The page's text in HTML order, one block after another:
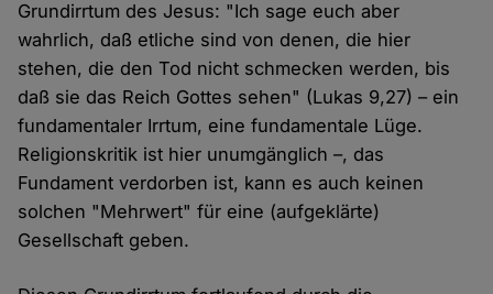
Grundirrtum des Jesus: "Ich sage euch aber
wahrlich, daß etliche sind von denen, die hier
stehen, die den Tod nicht schmecken werden, bis
daß sie das Reich Gottes sehen" (Lukas 9,27) – ein
fundamentaler Irrtum, eine fundamentale Lüge.
Religionskritik ist hier unumgänglich –, das
Fundament verdorben ist, kann es auch keinen
solchen "Mehrwert" für eine (aufgeklärte)
Gesellschaft geben.